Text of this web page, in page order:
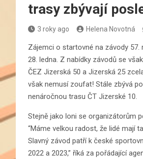
trasy zbývají
3 roky ago Helena Novotná
Zájemci o startovné na závody
28. ledna. Z nabídky závodů se
ČEZ Jizerská 50 a Jizerská 25
však nemusí zoufat! Stále zbývá
nenáročnou trasu ČT Jizerské 10.
Stejně jako loni se organizátorům
“Máme velkou radost, že lidé mají
Slavný závod patří k české
2022 a 2023,” říká za pořádající